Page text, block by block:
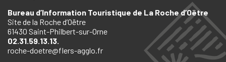
Bureau d’Information Touristique de La Roche d’Oëtre
Site de la Roche d’Oëtre
61430 Saint-Philbert-sur-Orne
02.31.59.13.13.
roche-doetre@flers-agglo.fr